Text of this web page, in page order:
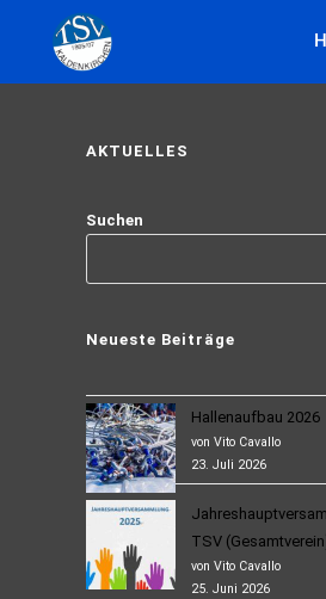
AKTUELLES
Suchen
Neueste Beiträge
Hallenaufbau 2026
von Vito Cavallo
23. Juli 2026
TSV
von Vito Cavallo
25. Juni 2026